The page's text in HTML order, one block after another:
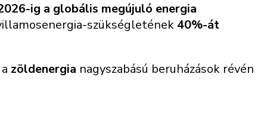
ig a globális megújuló energia
szükségletének 40%-át
zöldenergia nagyszabású beruházások révén